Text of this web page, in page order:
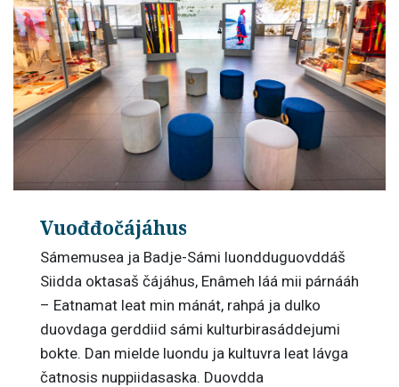
Vuođđočájáhus
Sámemusea ja Badje-Sámi luondduguovddáš
Siidda oktasaš čájáhus, Enâmeh láá mii párnááh
– Eatnamat leat min mánát, rahpá ja dulko
duovdaga gerddiid sámi kulturbirasáddejumi
bokte. Dan mielde luondu ja kultuvra leat lávga
čatnosis nuppiidasaska. Duovdda